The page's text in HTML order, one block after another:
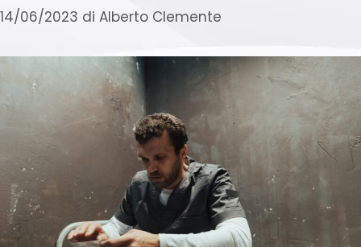
14/06/2023 di Alberto Clemente